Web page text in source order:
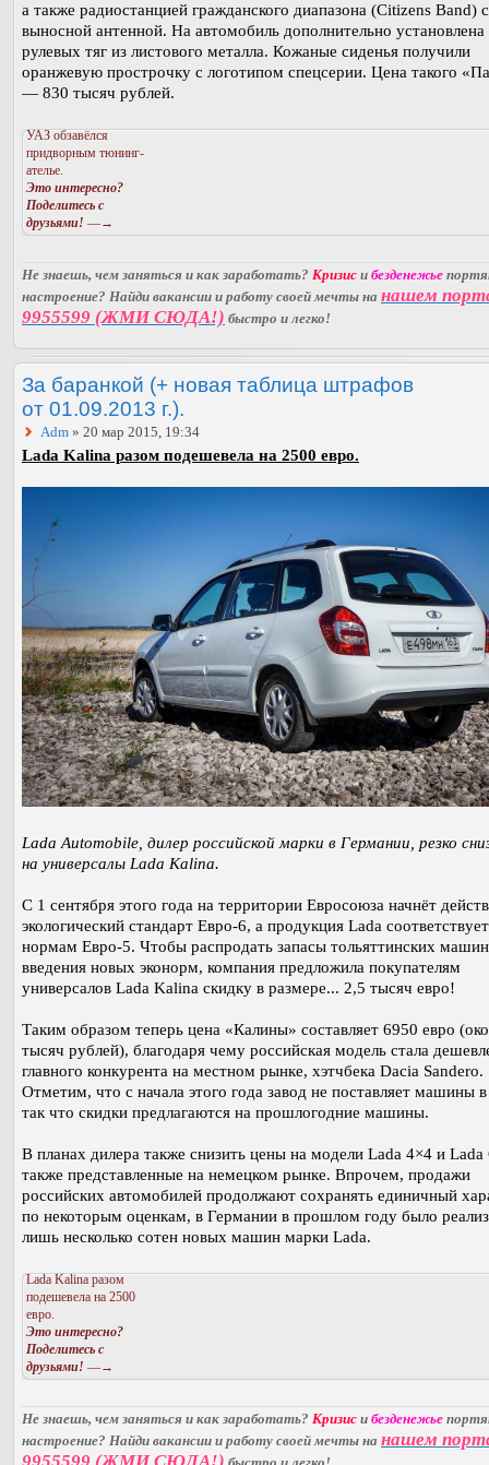
а также радиостанцией гражданского диапазона (Citizens Band) с
выносной антенной. На автомобиль дополнительно
рулевых тяг из листового металла. Кожаные сиденья получили
оранжевую прострочку с логотипом спецсерии. Цена такого
— 830 тысяч рублей.
УАЗ обзавёлся
придворным тюнинг-
ателье.
Это интересно?
Поделитесь с
друзьями! —→
Не знаешь, чем заняться и как заработать? Кризис и безденежье
настроение? Найди вакансии и работу своей мечты на нашем
9955599 (ЖМИ СЮДА!) быстро и легко!
За баранкой (+ новая таблица штрафов
от 01.09.2013 г.).
Adm » 20 мар 2015, 19:34
Lada Kalina разом подешевела на 2500 евро.
Lada Automobile, дилер российской марки в Германии, резко
на универсалы Lada Kalina.
С 1 сентября этого года на территории Евросоюза начнёт
экологический стандарт Евро-6, а продукция Lada
нормам Евро-5. Чтобы распродать запасы тольяттинских
введения новых эконорм, компания предложила покупателям
универсалов Lada Kalina скидку в размере... 2,5 тысяч евро!
Таким образом теперь цена «Калины» составляет 6950 евро
тысяч рублей), благодаря чему российская модель стала
главного конкурента на местном рынке, хэтчбека Dacia Sandero.
Отметим, что с начала этого года завод не поставляет машины
так что скидки предлагаются на прошлогодние машины.
В планах дилера также снизить цены на модели Lada 4×4 и Lada
также представленные на немецком рынке. Впрочем, продажи
российских автомобилей продолжают сохранять единичный
по некоторым оценкам, в Германии в прошлом году было
лишь несколько сотен новых машин марки Lada.
Lada Kalina разом
подешевела на 2500
евро.
Это интересно?
Поделитесь с
друзьями! —→
Не знаешь, чем заняться и как заработать? Кризис и безденежье
настроение? Найди вакансии и работу своей мечты на нашем